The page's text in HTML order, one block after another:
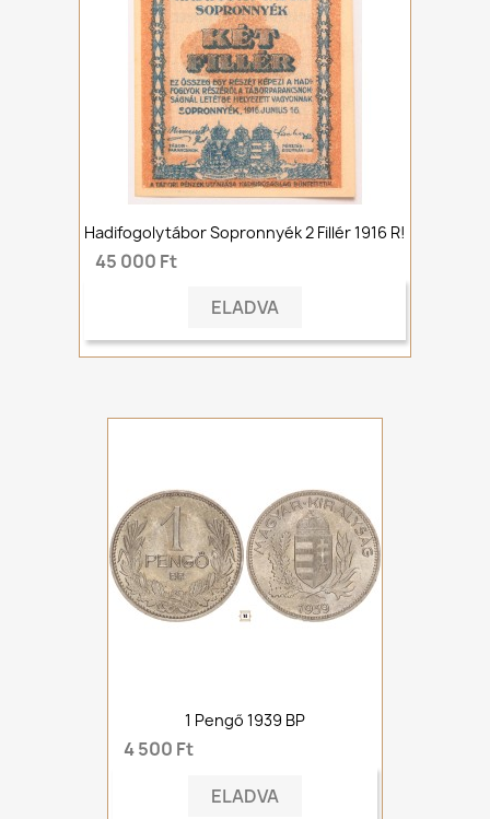
Hadifogolytábor Sopronnyék 2 Fillér 1916 R!
45 000 Ft
ELADVA
1 Pengő 1939 BP
4 500 Ft
ELADVA